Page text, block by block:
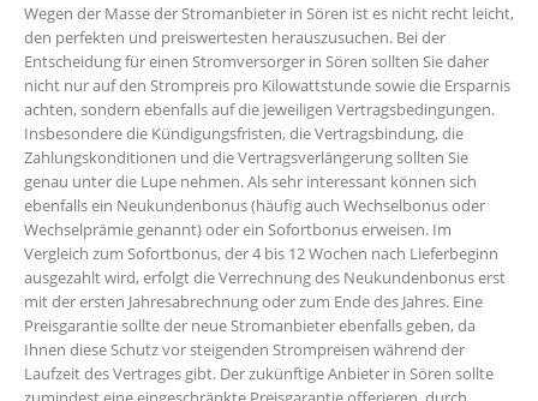
Wegen der Masse der Stromanbieter in Sören ist es nicht recht leicht,
den perfekten und preiswertesten herauszusuchen. Bei der
Entscheidung für einen Stromversorger in Sören sollten Sie daher
nicht nur auf den Strompreis pro Kilowattstunde sowie die Ersparnis
achten, sondern ebenfalls auf die jeweiligen Vertragsbedingungen.
Insbesondere die Kündigungsfristen, die Vertragsbindung, die
Zahlungskonditionen und die Vertragsverlängerung sollten Sie
genau unter die Lupe nehmen. Als sehr interessant können sich
ebenfalls ein Neukundenbonus (häufig auch Wechselbonus oder
Wechselprämie genannt) oder ein Sofortbonus erweisen. Im
Vergleich zum Sofortbonus, der 4 bis 12 Wochen nach Lieferbeginn
ausgezahlt wird, erfolgt die Verrechnung des Neukundenbonus erst
mit der ersten Jahresabrechnung oder zum Ende des Jahres. Eine
Preisgarantie sollte der neue Stromanbieter ebenfalls geben, da
Ihnen diese Schutz vor steigenden Strompreisen während der
Laufzeit des Vertrages gibt. Der zukünftige Anbieter in Sören sollte